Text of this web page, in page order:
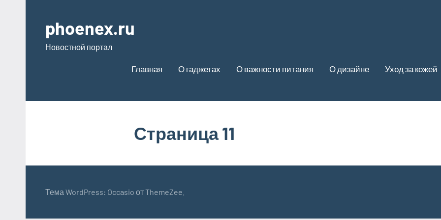
содержимому
phoenex.ru
Новостной портал
Главная О гаджетах О важности питания О дизайне Уход за кожей
Страница 11
Тема WordPress: Occasio от ThemeZee.